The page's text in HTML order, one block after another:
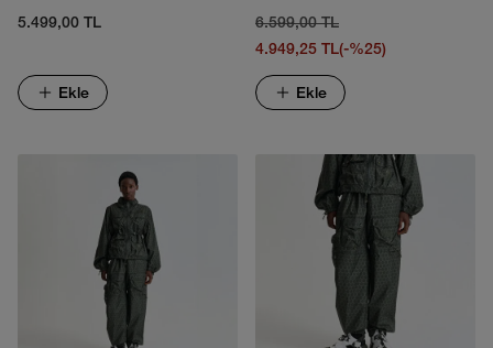
5.499,00 TL
Ekle
6.599,00 TL
4.949,25 TL(-%25)
Ekle